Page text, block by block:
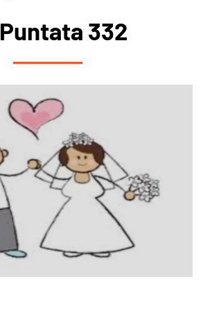
Puntata 332